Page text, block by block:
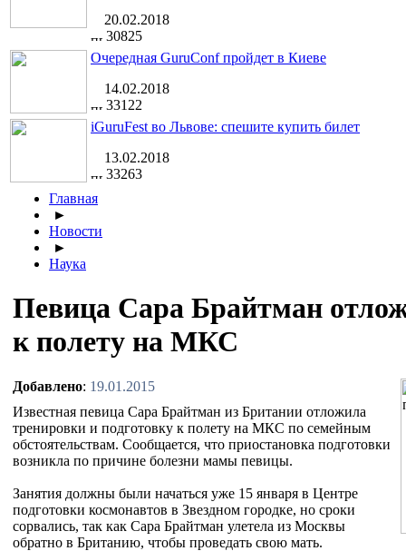
20.02.2018
30825
Очередная GuruConf пройдет в Киеве
14.02.2018
33122
iGuruFest во Львове: спешите купить билет
13.02.2018
33263
Главная
►
Новости
►
Наука
Певица Сара Брайтман
к полету на МКС
Добавлено: 19.01.2015
Известная певица Сара Брайтман из Британии отложила
тренировки и подготовку к полету на МКС по семейным
обстоятельствам. Сообщается, что приостановка подготовки
возникла по причине болезни мамы певицы.
Занятия должны были начаться уже 15 января в Центре
подготовки космонавтов в Звездном городке, но сроки
сорвались, так как Сара Брайтман улетела из Москвы
обратно в Британию, чтобы проведать свою мать.